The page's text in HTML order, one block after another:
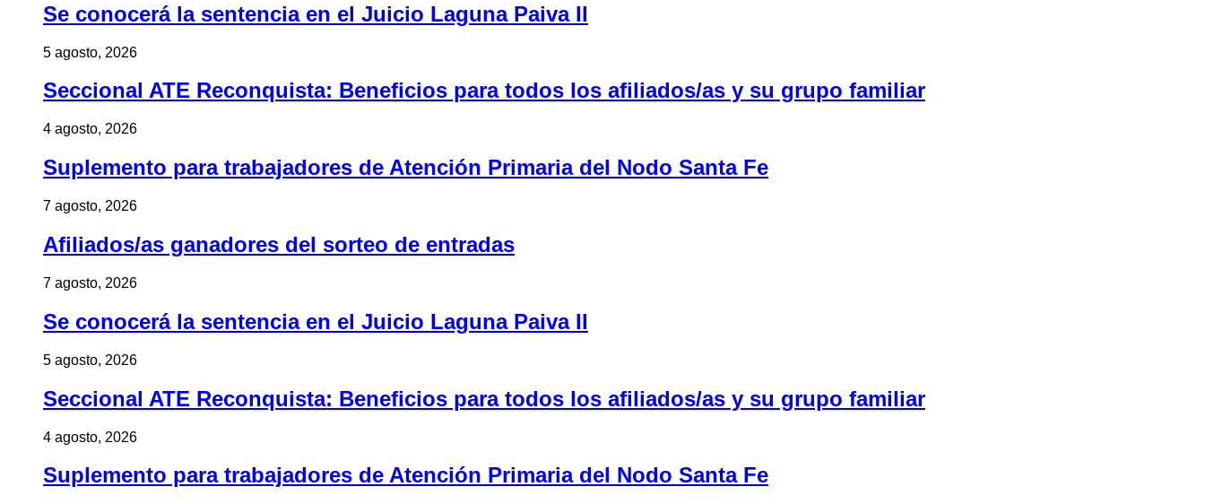
Se conocerá la sentencia en el Juicio Laguna Paiva II
5 agosto, 2026
Seccional ATE Reconquista: Beneficios para todos los afiliados/as y su grupo familiar
4 agosto, 2026
Suplemento para trabajadores de Atención Primaria del Nodo Santa Fe
7 agosto, 2026
Afiliados/as ganadores del sorteo de entradas
7 agosto, 2026
Se conocerá la sentencia en el Juicio Laguna Paiva II
5 agosto, 2026
Seccional ATE Reconquista: Beneficios para todos los afiliados/as y su grupo familiar
4 agosto, 2026
Suplemento para trabajadores de Atención Primaria del Nodo Santa Fe